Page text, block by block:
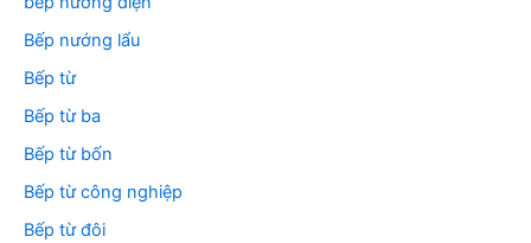
Bếp nướng lẩu
Bếp từ
Bếp từ ba
Bếp từ bốn
Bếp từ công nghiệp
Bếp từ đôi